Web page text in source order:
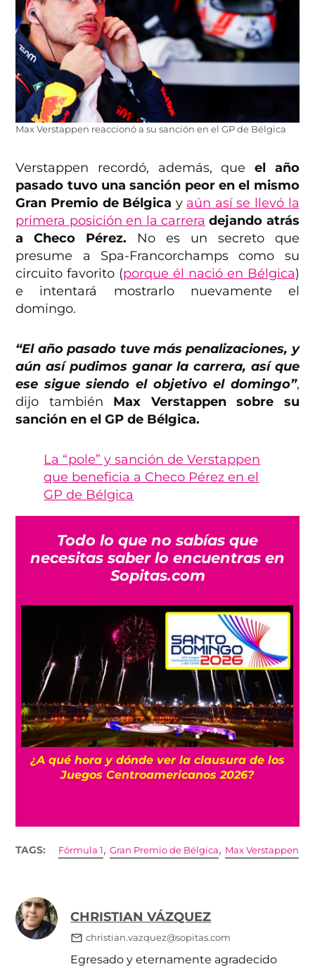
Max Verstappen reaccionó a su sanción en el GP de Bélgica
Verstappen recordó, además, que el año
pasado tuvo una sanción peor en el mismo
Gran Premio de Bélgica y aún así se llevó la
primera posición en la carrera dejando atrás
a Checo Pérez. No es un secreto que
presume a Spa-Francorchamps como su
circuito favorito (porque él nació en Bélgica)
e intentará mostrarlo nuevamente el
domingo.
“El año pasado tuve más penalizaciones, y
aún así pudimos ganar la carrera, así que
ese sigue siendo el objetivo el domingo”,
dijo también Max Verstappen sobre su
sanción en el GP de Bélgica.
La “pole” y sanción de Verstappen
que beneficia a Checo Pérez en el
GP de Bélgica
Todo lo que no sabías que
necesitas saber lo encuentras en
Sopitas.com
¿A qué hora y dónde ver la clausura de los
Juegos Centroamericanos 2026?
TAGS: Fórmula 1,Gran Premio de Bélgica, Max Verstappen
CHRISTIAN VÁZQUEZ
christian.vazquez@sopitas.com
Egresado y eternamente agradecido